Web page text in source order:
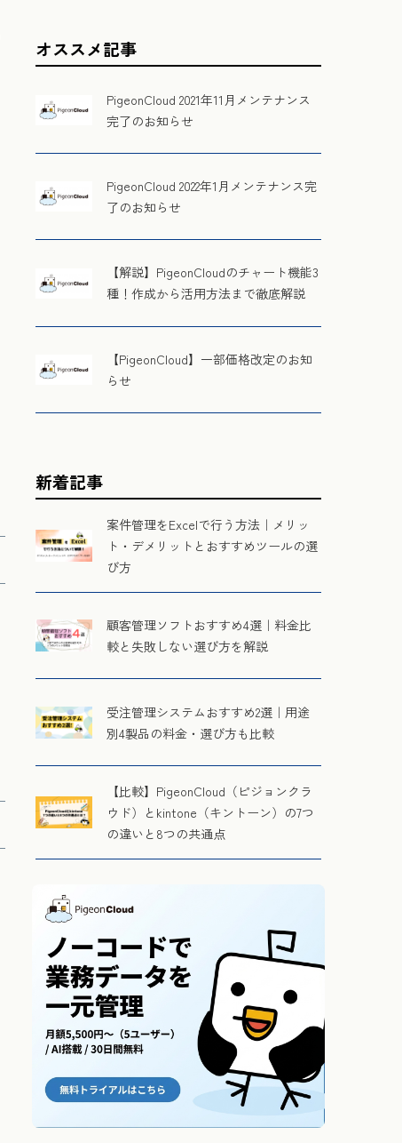
オススメ記事
PigeonCloud 2021年11月メンテナンス
完了のお知らせ
PigeonCloud 2022年1月メンテナンス完
了のお知らせ
【解説】PigeonCloudのチャート機能3
種！作成から活用方法まで徹底解説
【PigeonCloud】一部価格改定のお知
らせ
新着記事
案件管理をExcelで行う方法｜メリッ
ト・デメリットとおすすめツールの選
び方
顧客管理ソフトおすすめ4選｜料金比
較と失敗しない選び方を解説
受注管理システムおすすめ2選｜用途
別4製品の料金・選び方も比較
【比較】PigeonCloud（ピジョンクラ
ウド）とkintone（キントーン）の7つ
の違いと8つの共通点